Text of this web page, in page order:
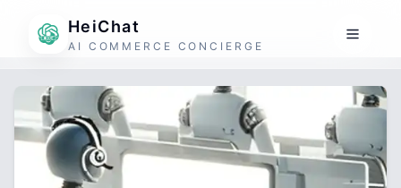
HeiChat
AI COMMERCE CONCIERGE